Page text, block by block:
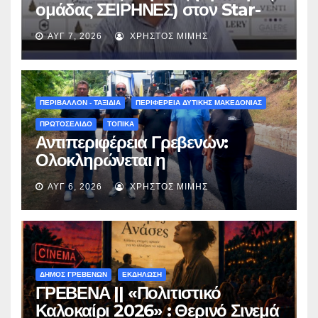
ομάδας ΣΕΙΡΗΝΕΣ) στον Star-
fm 93.3: «Το όνειρο έγινε
πραγματικότητα – Σας
περιμένουμε όλους το Σάββατο
στη Μυρσίνα Γρεβενών !» –
(audio)
ΑΥΓ 7, 2026 ΧΡΉΣΤΟΣ ΜΊΜΗΣ
ΠΕΡΙΒΑΛΛΟΝ - ΤΑΞΙΔΙΑ ΠΕΡΙΦΕΡΕΙΑ ΔΥΤΙΚΗΣ ΜΑΚΕΔΟΝΙΑΣ
ΠΡΩΤΟΣΕΛΙΔΟ ΤΟΠΙΚΑ
Αντιπεριφέρεια Γρεβενών:
Ολοκληρώνεται η
ασφαλτόστρωση της οδού
Περιβόλι – Αβδέλλα
ΑΥΓ 6, 2026 ΧΡΉΣΤΟΣ ΜΊΜΗΣ
ΔΗΜΟΣ ΓΡΕΒΕΝΩΝ ΕΚΔΗΛΩΣΗ
ΓΡΕΒΕΝΑ || «Πολιτιστικό
Καλοκαίρι 2026» : Θερινό Σινεμά